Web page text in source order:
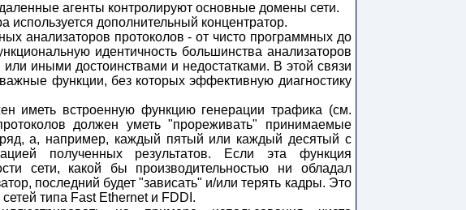
агенты контролируют основные домены сети.
используется дополнительный концентратор.
анализаторов протоколов - от чисто программных до
идентичность большинства анализаторов
иными достоинствами и недостатками. В этой связи
функции, без которых эффективную диагностику
иметь встроенную функцию генерации трафика (см.
должен уметь "прореживать" принимаемые
а, например, каждый пятый или каждый десятый с
полученных результатов. Если эта функция
сети, какой бы производительностью ни обладал
последний будет "зависать" и/или терять кадры. Это
типа Fast Ethernet и FDDI.